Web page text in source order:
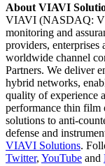
About VIAVI
VIAVI (NASDAQ:
monitoring and
providers, enterprises
worldwide channel
Partners. We deliver
hybrid networks,
quality of experience
performance thin film
solutions to anti-
defense and
VIAVI Solutions.
Twitter, YouTube and